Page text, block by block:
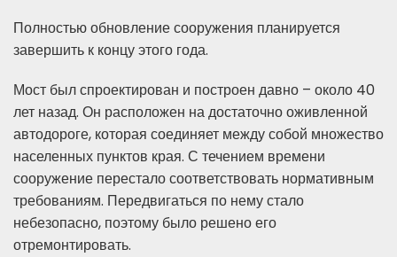
Полностью обновление сооружения планируется
завершить к концу этого года.
Мост был спроектирован и построен давно – около 40
лет назад. Он расположен на достаточно оживленной
автодороге, которая соединяет между собой множество
населенных пунктов края. С течением времени
сооружение перестало соответствовать нормативным
требованиям. Передвигаться по нему стало
небезопасно, поэтому было решено его
отремонтировать.